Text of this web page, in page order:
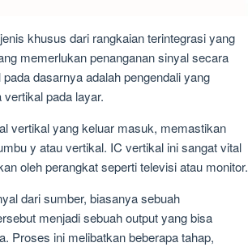
khusus dari rangkaian terintegrasi yang
memerlukan penanganan sinyal secara
dasarnya adalah pengendali yang
pada layar.
vertikal yang keluar masuk, memastikan
y atau vertikal. IC vertikal ini sangat vital
oleh perangkat seperti televisi atau monitor.
dari sumber, biasanya sebuah
menjadi sebuah output yang bisa
Proses ini melibatkan beberapa tahap,